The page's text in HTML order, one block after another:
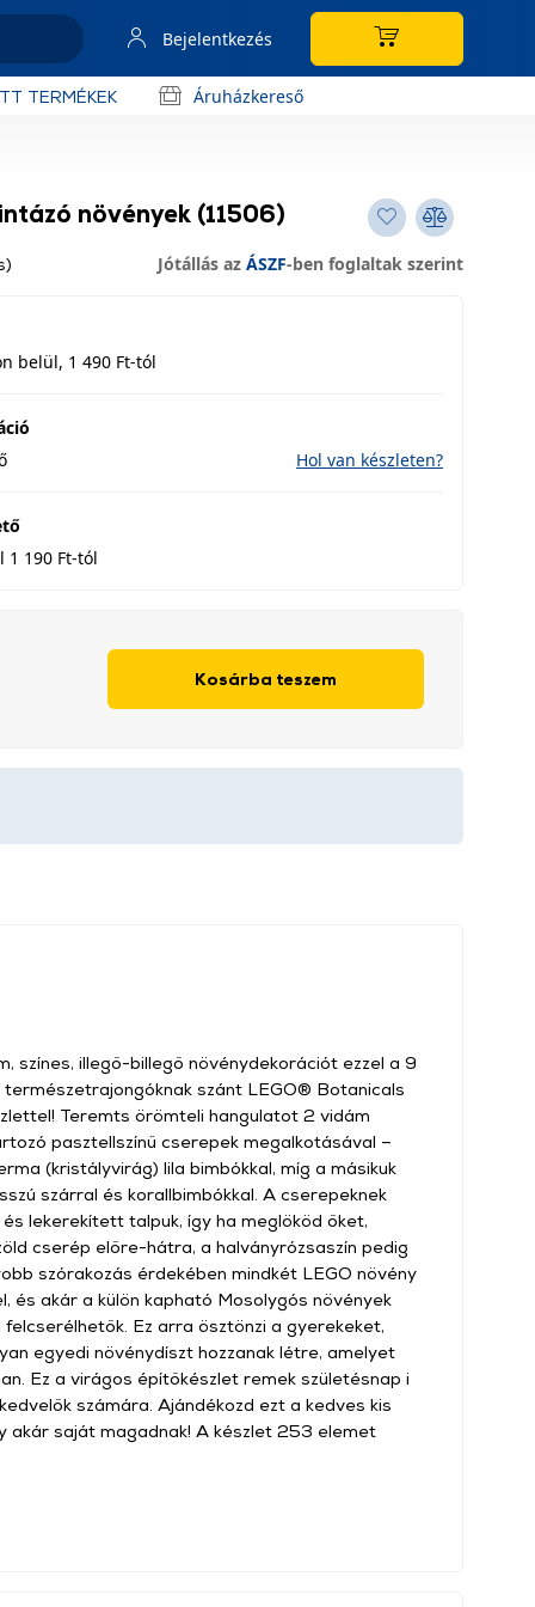
Bejelentkezés
TERMÉKEK Áruházkereső
növények (11506)
Jótállás az ÁSZF-ben foglaltak szerint
belül, 1 490 Ft-tól
Hol van készleten?
1 190 Ft-tól
Kosárba teszem
színes, illegő-billegő növénydekorációt ezzel a 9
természetrajongóknak szánt LEGO® Botanicals
Teremts örömteli hangulatot 2 vidám
pasztellszínű cserepek megalkotásával –
(kristályvirág) lila bimbókkal, míg a másikuk
szárral és korallbimbókkal. A cserepeknek
lekerekített talpuk, így ha meglököd őket,
cserép előre-hátra, a halványrózsaszín pedig
szórakozás érdekében mindkét LEGO növény
és akár a külön kapható Mosolygós növények
Ez arra ösztönzi a gyerekeket,
egyedi növénydíszt hozzanak létre, amelyet
Ez a virágos építőkészlet remek születésnap i
számára. Ajándékozd ezt a kedves kis
akár saját magadnak! A készlet 253 elemet